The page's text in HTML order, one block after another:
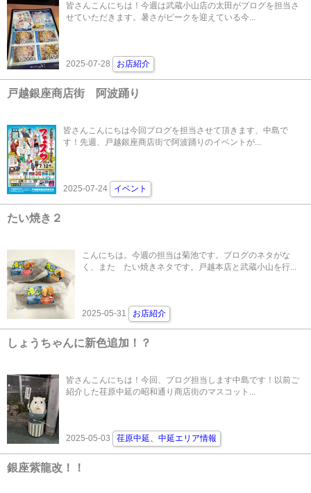
皆さんこんにちは！今週は武蔵小山店の太田がブログを担当さ
せていただきます。暑さがピークを迎えている今...
2025-07-28 お店紹介
戸越銀座商店街 阿波踊り
皆さんこんにちは今回ブログを担当させて頂きます、中島で
す！先週、戸越銀座商店街で阿波踊りのイベントが...
2025-07-24 イベント
たい焼き２
こんにちは。今週の担当は菊池です。ブログのネタがな
く、また たい焼きネタです。戸越本店と武蔵小山を行...
2025-05-31 お店紹介
しょうちゃんに新色追加！？
皆さんこんにちは！今回、ブログ担当します中島です！以前ご
紹介した荏原中延の昭和通り商店街のマスコット...
2025-05-03 荏原中延、中延エリア情報
銀座紫龍改！！